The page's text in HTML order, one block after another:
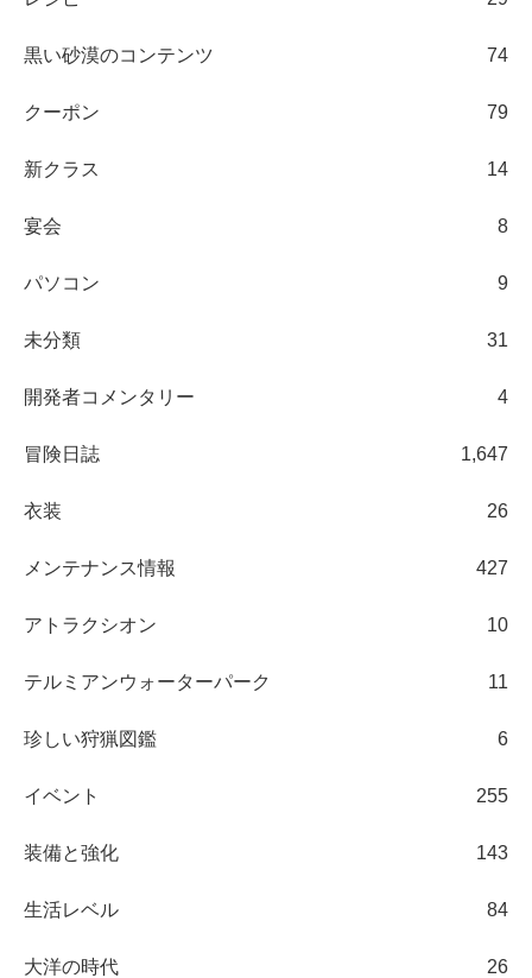
黒い砂漠のコンテンツ 74
クーポン 79
新クラス 14
宴会 8
パソコン 9
未分類 31
開発者コメンタリー 4
冒険日誌 1,647
衣装 26
メンテナンス情報 427
アトラクシオン 10
テルミアンウォーターパーク 11
珍しい狩猟図鑑 6
イベント 255
装備と強化 143
生活レベル 84
大洋の時代 26